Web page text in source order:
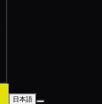
日本語